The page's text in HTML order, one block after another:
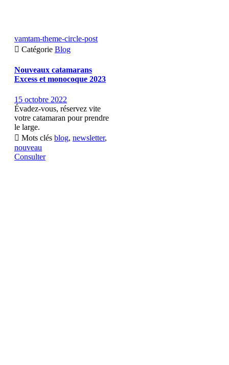
vamtam-theme-circle-post
 Catégorie Blog
Nouveaux catamarans
Excess et monocoque 2023
15 octobre 2022
Évadez-vous, réservez vite
votre catamaran pour prendre
le large.
 Mots clés blog, newsletter,
nouveau
Consulter